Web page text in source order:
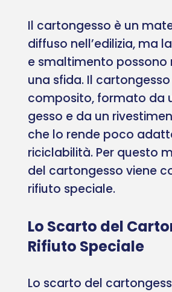
Il cartongesso è un
diffuso nell’edilizia, ma
e smaltimento possono
una sfida. Il
composito, formato da
gesso e da un
che lo rende poco
riciclabilità. Per questo
del cartongesso viene
rifiuto speciale.
Lo Scarto del
Rifiuto Speciale
Lo scarto del